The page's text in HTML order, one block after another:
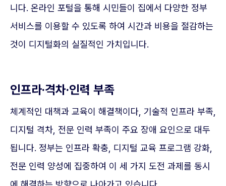
니다. 온라인 포털을 통해 시민들이 집에서 다양한 정부
서비스를 이용할 수 있도록 하여 시간과 비용을 절감하는
것이 디지털화의 실질적인 가치입니다.
인프라·격차·인력 부족
체계적인 대책과 교육이 해결책이다, 기술적 인프라 부족,
디지털 격차, 전문 인력 부족이 주요 장애 요인으로 대두
됩니다. 정부는 인프라 확충, 디지털 교육 프로그램 강화,
전문 인력 양성에 집중하여 이 세 가지 도전 과제를 동시